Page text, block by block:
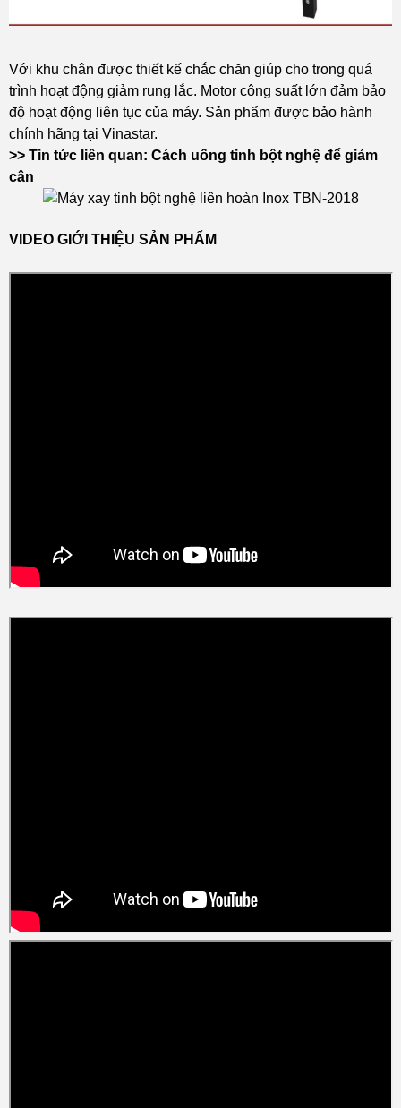
Với khu chân được thiết kế chắc chăn giúp cho trong quá
trình hoạt động giảm rung lắc. Motor công suất lớn đảm bảo
độ hoạt động liên tục của máy. Sản phẩm được bảo hành
chính hãng tại Vinastar.
>> Tin tức liên quan: Cách uống tinh bột nghệ để giảm
cân
VIDEO GIỚI THIỆU SẢN PHẨM